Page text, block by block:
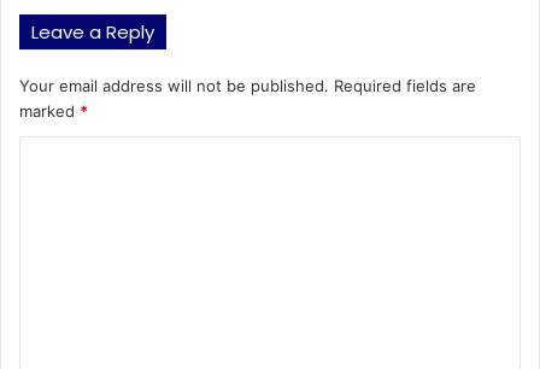
Leave a Reply
Your email address will not be published. Required fields are
marked *